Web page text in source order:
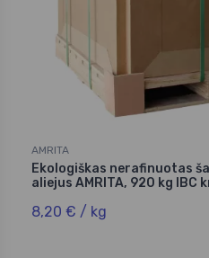
AMRITA
Ekologiškas nerafinuotas
aliejus AMRITA, 920 kg IBC
8,20 € / kg